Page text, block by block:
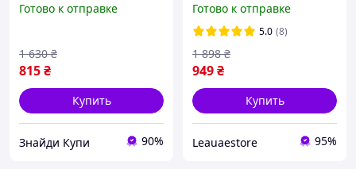
нержавеющая сталь,
Готово к отправке
815₴
1 630 ₴
Купить
Знайди Купи 90%
на подставке с цветным
рисунком
Готово к отправке
5.0 (8)
949₴
1 898 ₴
Купить
Leauaestore 95%